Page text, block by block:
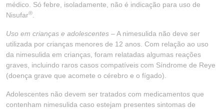
médico. Só febre, isoladamente, não é indicação para uso de
Nisufar®
Uso em crianças e adolescentes –A nimesulida não deve ser
utilizada por crianças menores de 12 anos. Com relação ao uso
da nimesulida em crianças, foram relatadas algumas reações
graves, incluindo raros casos compatíveis com Síndrome de Reye
(doença grave que acomete o cérebro e o fígado).
Adolescentes não devem ser tratados com medicamentos que
contenham nimesulida caso estejam presentes sintomas de